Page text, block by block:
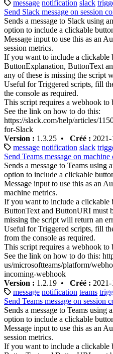
message notification slack
Send Slack message on session
Sends a message to Slack using
option to include a clickable
Message input to use this as an
session metrics.
If you want to include a clickable
ButtonExplanation, ButtonText
any of these is missing the script
Useful for Triggered scripts, fill
the console as required.
This script requires a webhook
See the link on how to do this:
https://slack.com/help/articles/
for-Slack
Version : 1.3.25 • Créé :
message notification slack
Send Teams message on
Sends a message to Teams
option to include a clickable
Message input to use this as an
machine metrics.
If you want to include a clickable
ButtonText and ButtonURI must
missing the script will return an
Useful for Triggered scripts, fill
from the console as required.
This script requires a webhook to
See the link on how to do this:
us/microsoftteams/platform/
incoming-webhook
Version : 1.2.19 • Créé :
message notification teams
Send Teams message on session
Sends a message to Teams
option to include a clickable
Message input to use this as an
session metrics.
If you want to include a clickable